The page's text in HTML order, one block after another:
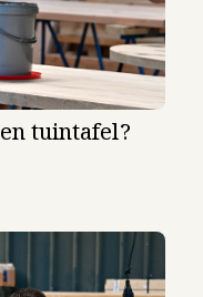
tuintafel?